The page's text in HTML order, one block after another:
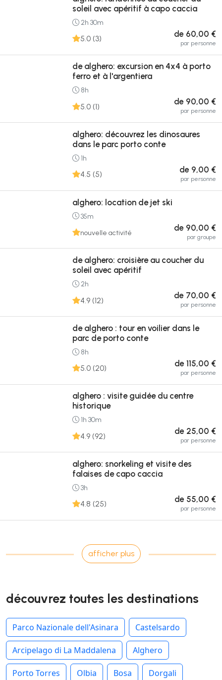
soleil avec apéritif à capo caccia
2h 30m
5.0 (3) de 60,00 €
par personne
de alghero: excursion en 4x4 à porto
ferro et à l'argentiera
8h
5.0 (1) de 90,00 €
par personne
alghero: découvrez les dinosaures
dans le parc porto conte
1h
4.5 (5) de 9,00 €
par personne
alghero: location de jet ski
35m
nouvelle activité
de 90,00 €
par groupe
de alghero: croisière au coucher du
soleil avec apéritif
2h
4.9 (12) de 70,00 €
par personne
de alghero : tour en voilier dans le
parc de porto conte
8h
5.0 (20) de 115,00 €
par personne
alghero : visite guidée du centre
historique
1h 30m
4.9 (92) de 25,00 €
par personne
alghero: snorkeling et visite des
falaises de capo caccia
3h
4.8 (25) de 55,00 €
par personne
afficher plus
découvrez toutes les destinations
Parco Nazionale dell'Asinara Castelsardo
Arcipelago di La Maddalena Alghero
Porto Torres Olbia Bosa Dorgali